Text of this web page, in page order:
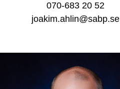
070-683 20 52
joakim.ahlin@sabp.se